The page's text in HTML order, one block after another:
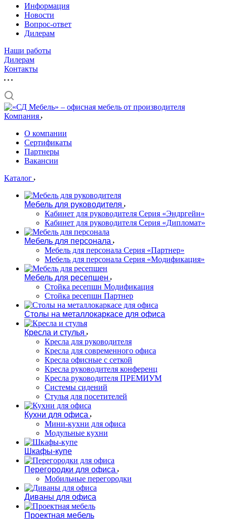
Информация
Новости
Вопрос-ответ
Дилерам
Наши работы
Дилерам
Контакты
Компания
О компании
Сертификаты
Партнеры
Вакансии
Каталог
Мебель для руководителя
Кабинет для руководителя Серия «Эндргейн»
Кабинет для руководителя Серия «Дипломат»
Мебель для персонала
Мебель для персонала Серия «Партнер»
Мебель для персонала Серия «Модификация»
Мебель для ресепшен
Стойка ресепшн Модификация
Стойка ресепшн Партнер
Столы на металлокаркасе для офиса
Кресла и стулья
Кресла для руководителя
Кресла для современного офиса
Кресла офисные с сеткой
Кресла руководителя конференц
Кресла руководителя ПРЕМИУМ
Системы сидений
Стулья для посетителей
Кухни для офиса
Мини-кухни для офиса
Модульные кухни
Шкафы-купе
Перегородки для офиса
Мобильные перегородки
Диваны для офиса
Проектная мебель